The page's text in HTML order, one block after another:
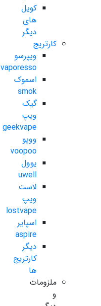
کویل
های
دیگر
کارتریج
ویپرسو
vaporesso
اسموک
smok
گیک
ویپ
geekvape
ووپو
voopoo
یوول
uwell
لاست
ویپ
lostvape
اسپایر
aspire
دیگر
کارتریج
ها
ملزومات
و